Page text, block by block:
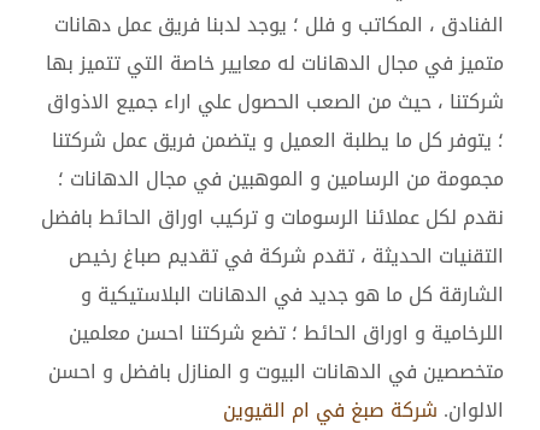
الفنادق ، المكاتب و فلل ؛ يوجد لدبنا فريق عمل دهانات
متميز في مجال الدهانات له معايير خاصة التي تتميز بها
شركتنا ، حيث من الصعب الحصول علي اراء جميع الاذواق
؛ يتوفر كل ما يطلبة العميل و يتضمن فريق عمل شركتنا
مجمومة من الرسامين و الموهبين في مجال الدهانات ؛
نقدم لكل عملائنا الرسومات و تركيب اوراق الحائط بافضل
التقنيات الحديثة ، تقدم شركة في تقديم صباغ رخيص
الشارقة كل ما هو جديد في الدهانات البلاستيكية و
اللرخامية و اوراق الحائط ؛ تضع شركتنا احسن معلمين
متخصصين في الدهانات البيوت و المنازل بافضل و احسن
الالوان. شركة صبغ في ام القيوين